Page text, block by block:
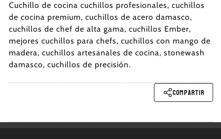
Cuchillo de cocina cuchillos profesionales, cuchillos
de cocina premium, cuchillos de acero damasco,
cuchillos de chef de alta gama, cuchillos Ember,
mejores cuchillos para chefs, cuchillos con mango de
madera, cuchillos artesanales de cocina, stonewash
damasco, cuchillos de precisión.
Compartir